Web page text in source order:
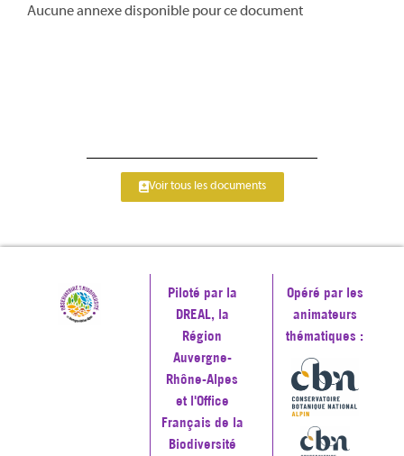
Aucune annexe disponible pour ce document
Voir tous les documents
Piloté par la
DREAL, la
Région
Auvergne-
Rhône-Alpes
et l'Office
Français de la
Biodiversité
Opéré par les
animateurs
thématiques :